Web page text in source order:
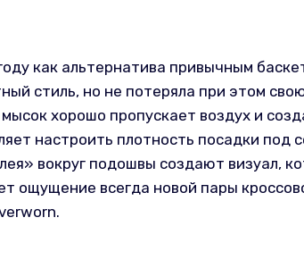
как альтернатива привычным
стиль, но не потеряла при этом
хорошо пропускает воздух и
настроить плотность посадки под
вокруг подошвы создают визуал,
ощущение всегда новой пары